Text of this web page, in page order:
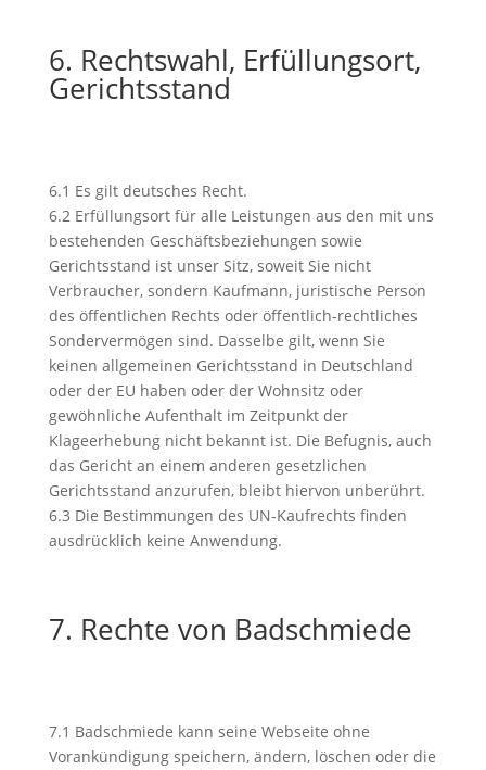
6. Rechtswahl, Erfüllungsort,
Gerichtsstand
6.1 Es gilt deutsches Recht.
6.2 Erfüllungsort für alle Leistungen aus den mit uns
bestehenden Geschäftsbeziehungen sowie
Gerichtsstand ist unser Sitz, soweit Sie nicht
Verbraucher, sondern Kaufmann, juristische Person
des öffentlichen Rechts oder öffentlich-rechtliches
Sondervermögen sind. Dasselbe gilt, wenn Sie
keinen allgemeinen Gerichtsstand in Deutschland
oder der EU haben oder der Wohnsitz oder
gewöhnliche Aufenthalt im Zeitpunkt der
Klageerhebung nicht bekannt ist. Die Befugnis, auch
das Gericht an einem anderen gesetzlichen
Gerichtsstand anzurufen, bleibt hiervon unberührt.
6.3 Die Bestimmungen des UN-Kaufrechts finden
ausdrücklich keine Anwendung.
7. Rechte von Badschmiede
7.1 Badschmiede kann seine Webseite ohne
Vorankündigung speichern, ändern, löschen oder die